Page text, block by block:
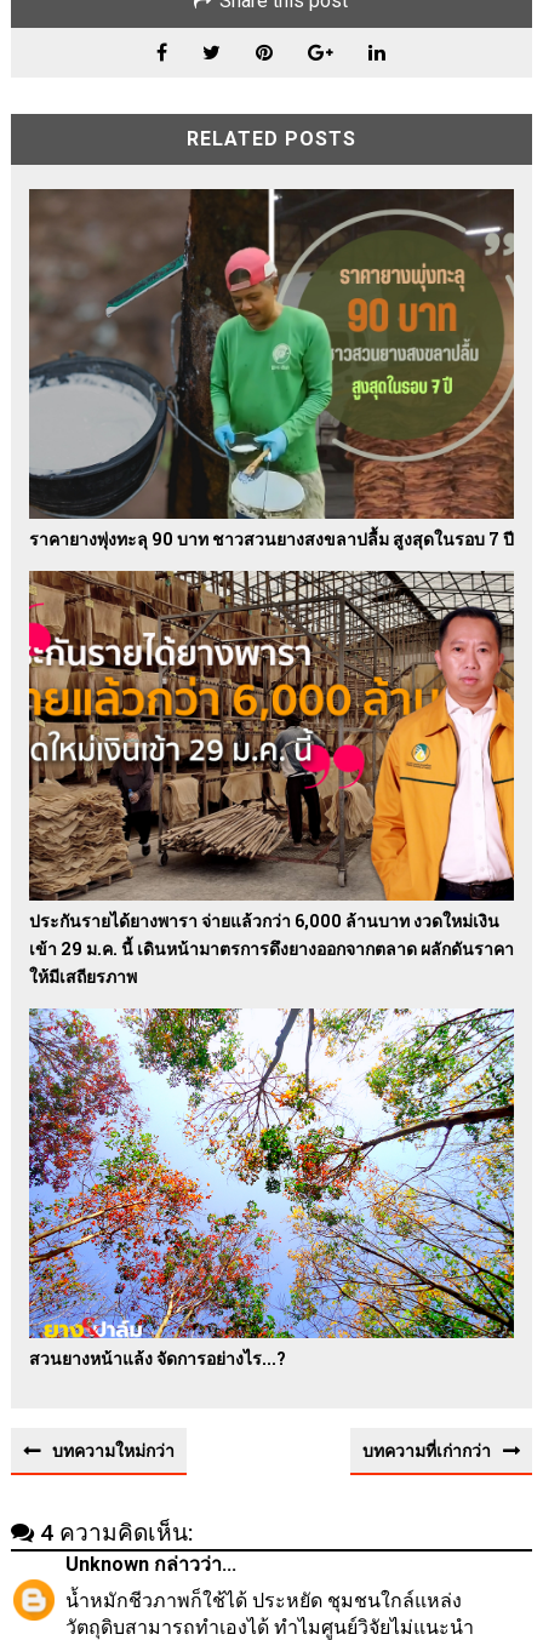
RELATED POSTS
ราคายางพุ่งทะลุ 90 บาท ชาวสวนยางสงขลาปลื้ม สูงสุดในรอบ 7 ปี
ประกันรายได้ยางพารา จ่ายแล้วกว่า 6,000 ล้านบาท งวดใหม่เงิน
เข้า 29 ม.ค. นี้ เดินหน้ามาตรการดึงยางออกจากตลาด ผลักดันราคา
ให้มีเสถียรภาพ
สวนยางหน้าแล้ง จัดการอย่างไร...?
บทความใหม่กว่า บทความที่เก่ากว่า
4 ความคิดเห็น:
Unknownกล่าวว่า...
น้ำหมักชีวภาพก็ใช้ได้ ประหยัด ชุมชนใกล์แหล่ง
วัตถุดิบสามารถทำเองได้ ทำไมศูนย์วิจัยไม่แนะนำ